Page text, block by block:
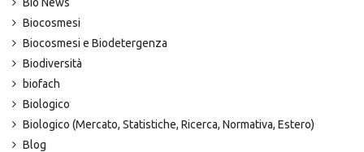
Biocosmesi
Biocosmesi e Biodetergenza
Biodiversità
biofach
Biologico
Biologico (Mercato, Statistiche, Ricerca, Normativa, Estero)
Blog